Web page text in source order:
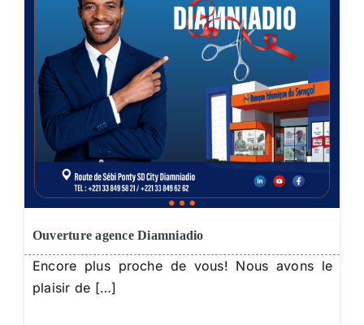
Ouverture agence Diamniadio
Encore plus proche de vous! Nous avons le
plaisir de […]